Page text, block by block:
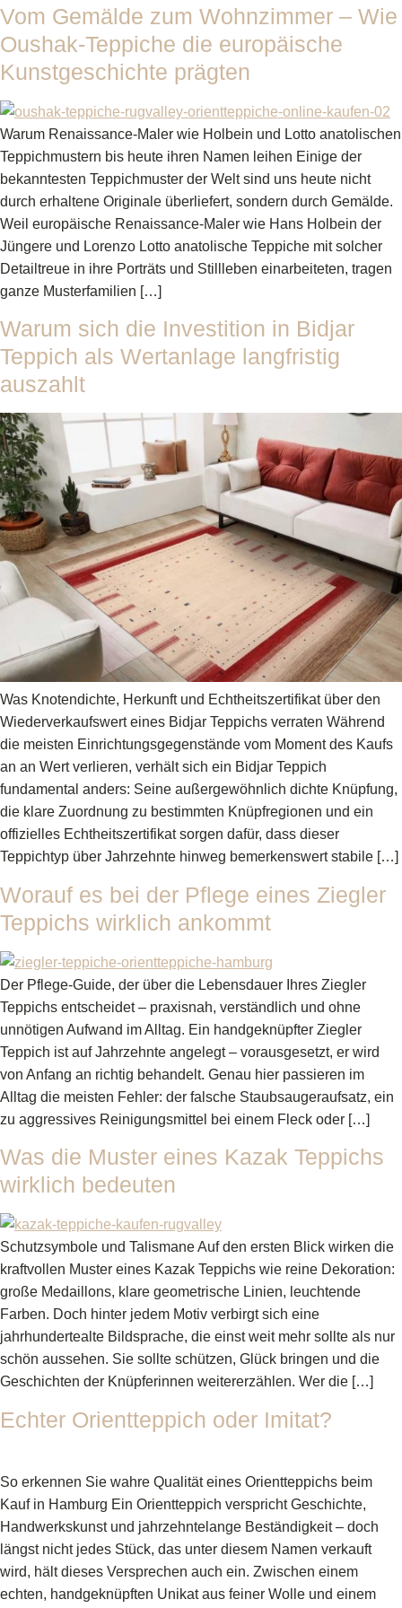
Vom Gemälde zum Wohnzimmer – Wie
Oushak-Teppiche die europäische
Kunstgeschichte prägten
Warum Renaissance-Maler wie Holbein und Lotto anatolischen
Teppichmustern bis heute ihren Namen leihen Einige der
bekanntesten Teppichmuster der Welt sind uns heute nicht
durch erhaltene Originale überliefert, sondern durch Gemälde.
Weil europäische Renaissance-Maler wie Hans Holbein der
Jüngere und Lorenzo Lotto anatolische Teppiche mit solcher
Detailtreue in ihre Porträts und Stillleben einarbeiteten, tragen
ganze Musterfamilien […]
Warum sich die Investition in Bidjar
Teppich als Wertanlage langfristig
auszahlt
Was Knotendichte, Herkunft und Echtheitszertifikat über den
Wiederverkaufswert eines Bidjar Teppichs verraten Während
die meisten Einrichtungsgegenstände vom Moment des Kaufs
an an Wert verlieren, verhält sich ein Bidjar Teppich
fundamental anders: Seine außergewöhnlich dichte Knüpfung,
die klare Zuordnung zu bestimmten Knüpfregionen und ein
offizielles Echtheitszertifikat sorgen dafür, dass dieser
Teppichtyp über Jahrzehnte hinweg bemerkenswert stabile […]
Worauf es bei der Pflege eines Ziegler
Teppichs wirklich ankommt
Der Pflege-Guide, der über die Lebensdauer Ihres Ziegler
Teppichs entscheidet – praxisnah, verständlich und ohne
unnötigen Aufwand im Alltag. Ein handgeknüpfter Ziegler
Teppich ist auf Jahrzehnte angelegt – vorausgesetzt, er wird
von Anfang an richtig behandelt. Genau hier passieren im
Alltag die meisten Fehler: der falsche Staubsaugeraufsatz, ein
zu aggressives Reinigungsmittel bei einem Fleck oder […]
Was die Muster eines Kazak Teppichs
wirklich bedeuten
Schutzsymbole und Talismane Auf den ersten Blick wirken die
kraftvollen Muster eines Kazak Teppichs wie reine Dekoration:
große Medaillons, klare geometrische Linien, leuchtende
Farben. Doch hinter jedem Motiv verbirgt sich eine
jahrhundertealte Bildsprache, die einst weit mehr sollte als nur
schön aussehen. Sie sollte schützen, Glück bringen und die
Geschichten der Knüpferinnen weitererzählen. Wer die […]
Echter Orientteppich oder Imitat?
So erkennen Sie wahre Qualität eines Orientteppichs beim
Kauf in Hamburg Ein Orientteppich verspricht Geschichte,
Handwerkskunst und jahrzehntelange Beständigkeit – doch
längst nicht jedes Stück, das unter diesem Namen verkauft
wird, hält dieses Versprechen auch ein. Zwischen einem
echten, handgeknüpften Unikat aus feiner Wolle und einem